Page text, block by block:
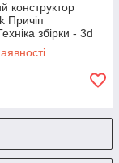
конструктор
Причіп
збірки - 3d